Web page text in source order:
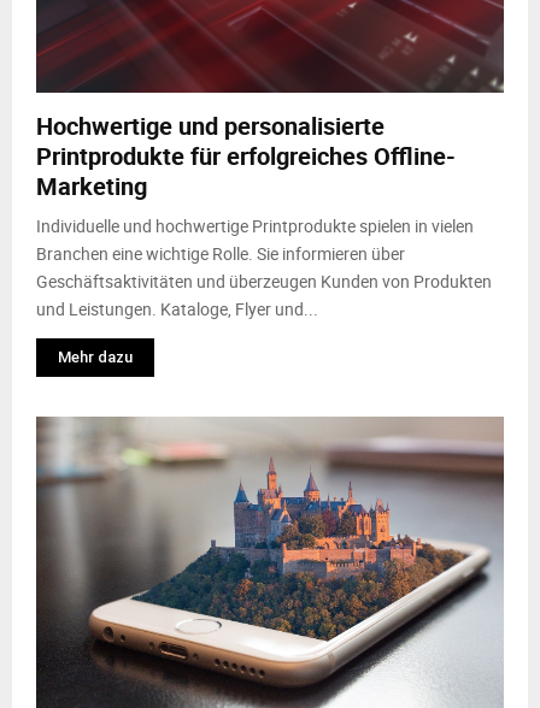
M
N
U
Hochwertige und personalisierte
Printprodukte für erfolgreiches Offline-
Marketing
Individuelle und hochwertige Printprodukte spielen in vielen
Branchen eine wichtige Rolle. Sie informieren über
Geschäftsaktivitäten und überzeugen Kunden von Produkten
und Leistungen. Kataloge, Flyer und...
Mehr dazu